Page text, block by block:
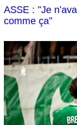
ASSE : "Je
comme ça"